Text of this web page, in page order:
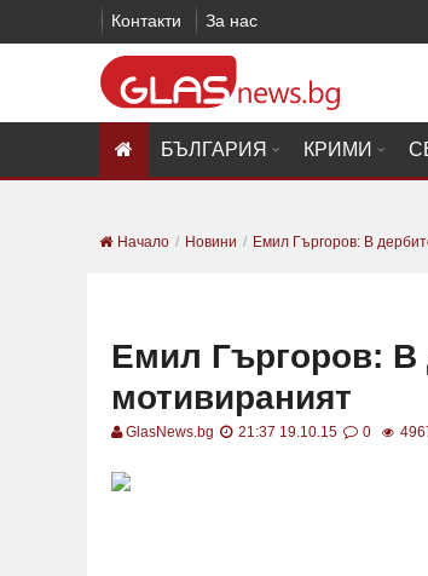
Контакти За нас
БЪЛГАРИЯ КРИМИ
Начало Новини Емил Гъргоров: В
Емил Гъргоров: В
мотивираният
GlasNews.bg 21:37 19.10.15 0